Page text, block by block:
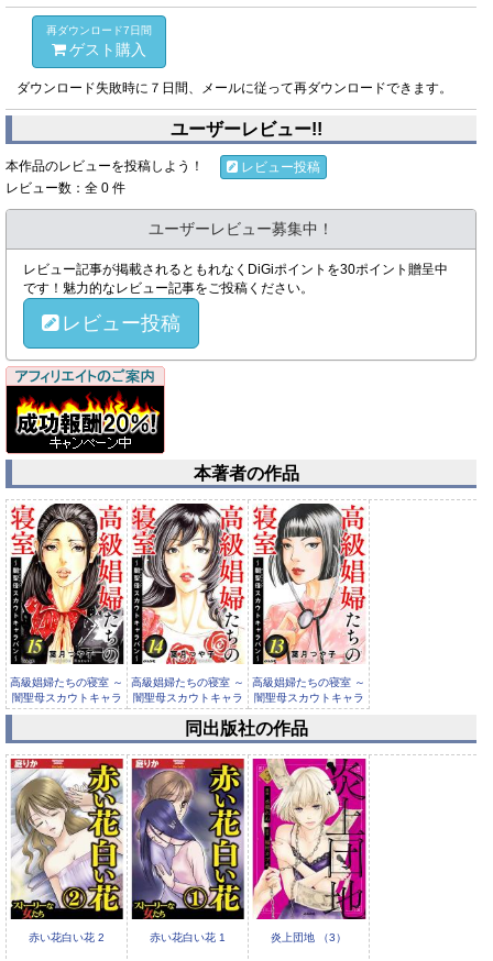
再ダウンロード7日間
ゲスト購入
ダウンロード失敗時に７日間、メールに従って再ダウンロードできます。
ユーザーレビュー!!
本作品のレビューを投稿しよう！
レビュー投稿
レビュー数：全 0 件
ユーザーレビュー募集中！
レビュー記事が掲載されるともれなくDiGiポイントを30ポイント贈呈中
です！魅力的なレビュー記事をご投稿ください。
レビュー投稿
本著者の作品
高級娼婦たちの寝室 ～
闇聖母スカウトキャラ
バン～...
高級娼婦たちの寝室 ～
闇聖母スカウトキャラ
バン～...
高級娼婦たちの寝室 ～
闇聖母スカウトキャラ
バン～...
高級娼婦たちの寝室 ～
闇聖母スカウトキャラ
同出版社の作品
赤い花白い花 2 赤い花白い花 1 炎上団地 （3）